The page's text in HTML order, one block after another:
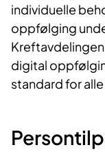
individuelle
oppfølging
digital
standard for